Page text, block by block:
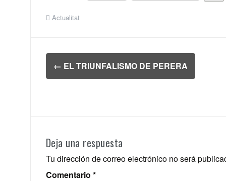
Actualitat
Navegación
de← EL TRIUNFALISMO DE PERERA
Deja una respuesta
Tu dirección de correo electrónico no será
Comentario *